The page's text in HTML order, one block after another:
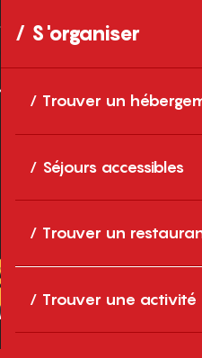
S'organiser
Trouver un
Séjours accessibles
Trouver un
Trouver une activité